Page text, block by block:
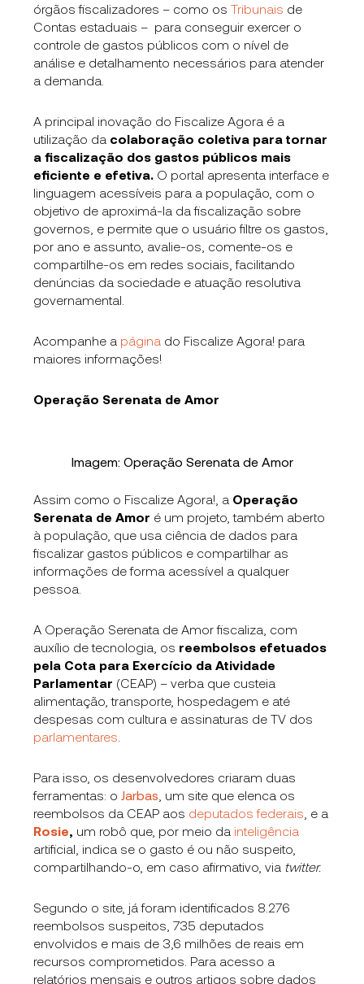
órgãos fiscalizadores – como osTribunais de
Contas estaduais – para conseguir exercer o
controle de gastos públicos com o nível de
análise e detalhamento necessários para atender
a demanda.
A principal inovação do Fiscalize Agora é a
utilização da colaboração coletiva para tornar
a fiscalização dos gastos públicos mais
eficiente e efetiva. O portal apresenta interface e
linguagem acessíveis para a população, com o
objetivo de aproximá-la da fiscalização sobre
governos, e permite que o usuário filtre os gastos,
por ano e assunto, avalie-os, comente-os e
compartilhe-os em redes sociais, facilitando
denúncias da sociedade e atuação resolutiva
governamental.
Acompanhe a página do Fiscalize Agora! para
maiores informações!
Operação Serenata de Amor
Imagem: Operação Serenata de Amor
Assim como o Fiscalize Agora!, a Operação
Serenata de Amor é um projeto, também aberto
à população, que usa ciência de dados para
fiscalizar gastos públicos e compartilhar as
informações de forma acessível a qualquer
pessoa.
A Operação Serenata de Amor fiscaliza, com
auxílio de tecnologia, os reembolsos efetuados
pela Cota para Exercício da Atividade
Parlamentar (CEAP) – verba que custeia
alimentação, transporte, hospedagem e até
despesas com cultura e assinaturas de TV dos
parlamentares
Para isso, os desenvolvedores criaram duas
ferramentas: oJarbas , um site que elenca os
reembolsos da CEAP aos deputados federais , e a
Rosie, um robô que, por meio da inteligência
artificial, indica se o gasto é ou não suspeito,
compartilhando-o, em caso afirmativo, via twitter.
Segundo o site, já foram identificados 8.276
reembolsos suspeitos, 735 deputados
envolvidos e mais de 3,6 milhões de reais em
recursos comprometidos. Para acesso a
relatórios mensais e outros artigos sobre dados